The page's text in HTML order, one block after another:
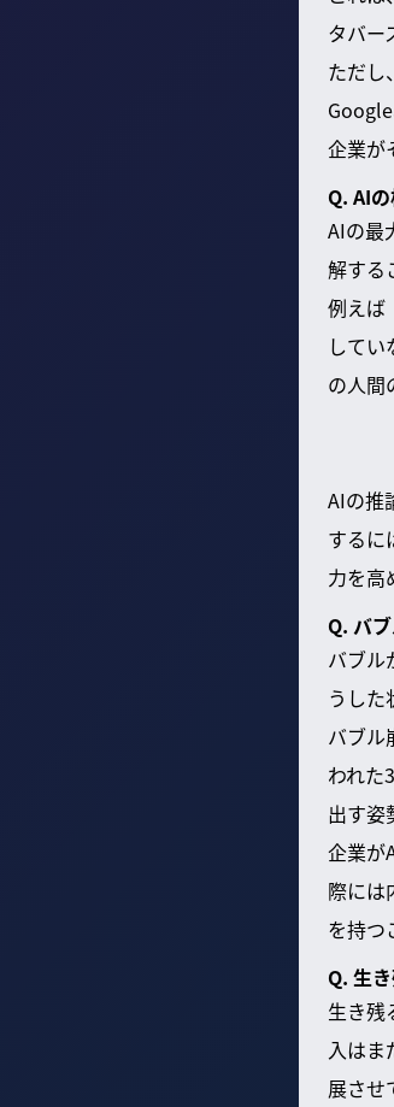
タバー
ただし
企業が
Q. AI
AIの最
解する
例えば
して
の人間
AIの推
するに
力を高
Q. バ
バブル
うした
バブル
われた
出す姿
企業が
際には
を持つ
Q. 生
生き残
入はま
展させ